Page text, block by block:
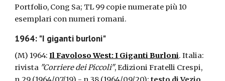
Portfolio, Cong Sa; TL 99 copie numerate più 10
esemplari con numeri romani.
1964: "I giganti burloni"
(M) 1964:Il Favoloso West: I Giganti Burloni. Italia:
rivista "Corriere dei Piccoli", Edizioni Fratelli Crespi,